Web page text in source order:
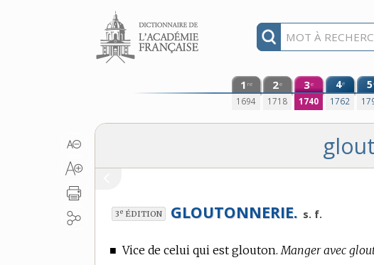
Aller au contenu
1 re
1694
2e
1718
3e
1740
4e
1762
5
3e ÉDITION GLOUTONNERIE. s. f.
■Vice de celui qui est glouton. Manger avec